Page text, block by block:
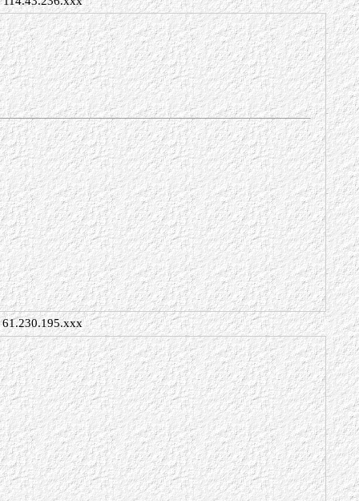
61.230.195.xxx